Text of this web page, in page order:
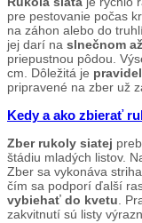
pre pestovanie počas
na záhon alebo do
jej darí na slnečnom
priepustnou pôdou.
cm. Dôležitá je
pripravené na zber už
Kedy a ako zbierať
Zber rukoly siatej
štádiu mladých listov.
Zber sa vykonáva
čím sa podporí ďalší
vybiehať do kvetu .
zakvitnutí sú listy